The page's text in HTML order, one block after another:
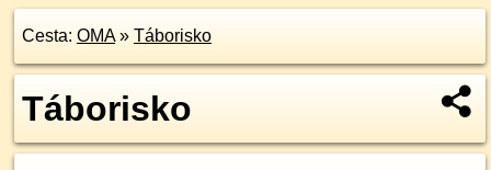
Cesta: OMA» Táborisko
Táborisko